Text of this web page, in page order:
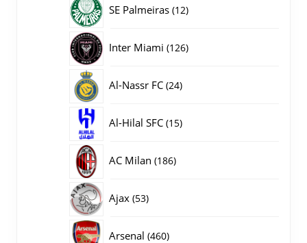
SE Palmeiras 1212
Inter Miami 126126
Al-Nassr FC 2424
Al-Hilal SFC 1515
AC Milan 186186
Ajax 5353
Arsenal 460460